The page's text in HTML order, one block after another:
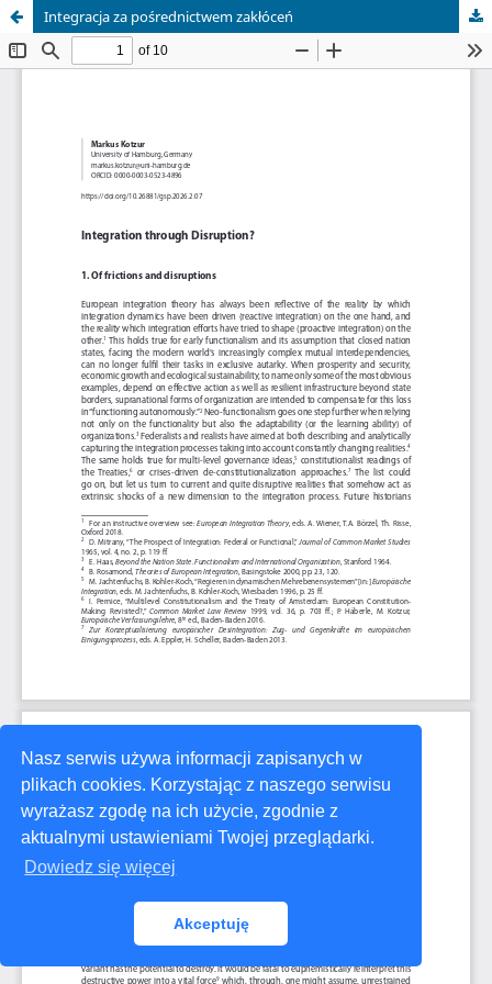
Nasz serwis używa informacji zapisanych w
plikach cookies. Korzystając z naszego serwisu
wyrażasz zgodę na ich użycie, zgodnie z
aktualnymi ustawieniami Twojej przeglądarki.
Dowiedz się więcej
Akceptuję
Integracja za pośrednictwem zakłóceń